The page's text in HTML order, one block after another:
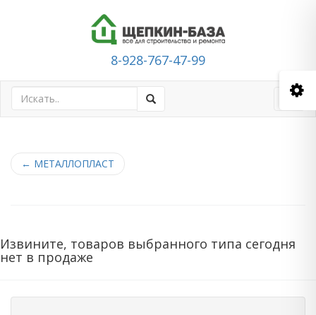
8-928-767-47-99
← МЕТАЛЛОПЛАСТ
Извините, товаров выбранного типа сегодня
нет в продаже